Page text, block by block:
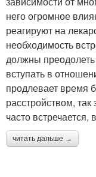
него огромное
реагируют на
необходимость
должны
вступать в
продлевает время
расстройством, так
часто встречается,
читать дальше →